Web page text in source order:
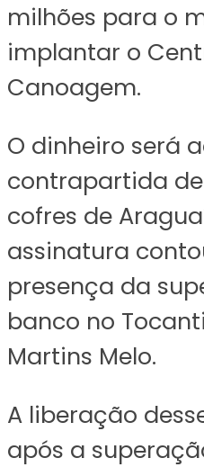
milhões para o
implantar o
Canoagem.
O dinheiro será
contrapartida de
cofres de
assinatura
presença da
banco no
Martins Melo.
A liberação
após a